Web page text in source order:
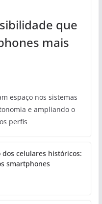
que
mais
espaço nos sistemas
e ampliando o
perfis
dos celulares históricos:
smartphones